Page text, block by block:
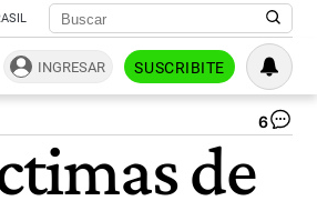
INGRESAR SUSCRIBITE
6
de